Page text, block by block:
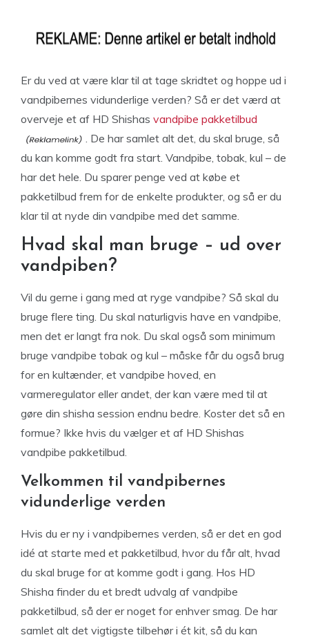
Er du ved at være klar til at tage skridtet og hoppe ud i
vandpibernes vidunderlige verden? Så er det værd at
overveje et af HD Shishas vandpibe pakketilbud
. De har samlet alt det, du skal bruge, så
du kan komme godt fra start. Vandpibe, tobak, kul – de
har det hele. Du sparer penge ved at købe et
pakketilbud frem for de enkelte produkter, og så er du
klar til at nyde din vandpibe med det samme.
Hvad skal man bruge – ud over
vandpiben?
Vil du gerne i gang med at ryge vandpibe? Så skal du
bruge flere ting. Du skal naturligvis have en vandpibe,
men det er langt fra nok. Du skal også som minimum
bruge vandpibe tobak og kul – måske får du også brug
for en kultænder, et vandpibe hoved, en
varmeregulator eller andet, der kan være med til at
gøre din shisha session endnu bedre. Koster det så en
formue? Ikke hvis du vælger et af HD Shishas
vandpibe pakketilbud.
Velkommen til vandpibernes
vidunderlige verden
Hvis du er ny i vandpibernes verden, så er det en god
idé at starte med et pakketilbud, hvor du får alt, hvad
du skal bruge for at komme godt i gang. Hos HD
Shisha finder du et bredt udvalg af vandpibe
pakketilbud, så der er noget for enhver smag. De har
samlet alt det vigtigste tilbehør i ét kit, så du kan